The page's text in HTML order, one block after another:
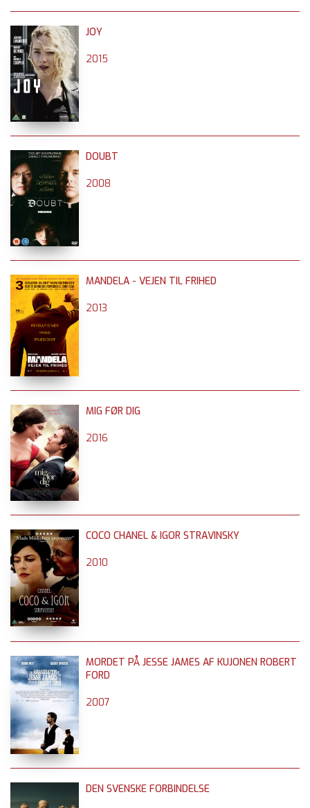
JOY
2015
DOUBT
2008
MANDELA - VEJEN TIL FRIHED
2013
MIG FØR DIG
2016
COCO CHANEL & IGOR STRAVINSKY
2010
MORDET PÅ JESSE JAMES AF KUJONEN ROBERT
FORD
2007
DEN SVENSKE FORBINDELSE